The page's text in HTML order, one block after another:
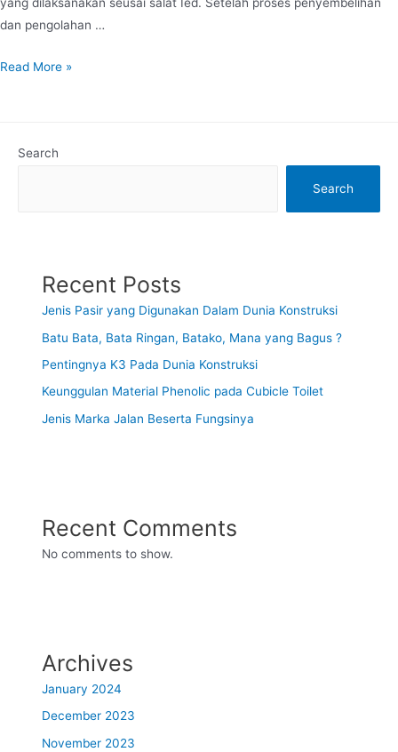
dan pengolahan …
Read More »
Search
Search
Recent Posts
Jenis Pasir yang Digunakan Dalam Dunia Konstruksi
Batu Bata, Bata Ringan, Batako, Mana yang Bagus ?
Pentingnya K3 Pada Dunia Konstruksi
Keunggulan Material Phenolic pada Cubicle Toilet
Jenis Marka Jalan Beserta Fungsinya
Recent Comments
No comments to show.
Archives
January 2024
December 2023
November 2023